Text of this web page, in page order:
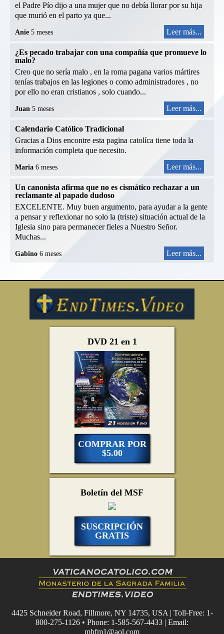
el Padre Pío dijo a una mujer que no debía llorar por su hija
que murió en el parto ya que...
Anie 5 meses Leer más...
¿Es pecado trabajar con una compañía que promueve lo
malo?
Creo que no sería malo , en la roma pagana varios mártires
tenías trabajos en las legiones o como administradores , no
por ello no eran cristianos , solo cuando...
Juan 5 meses Leer más...
Calendario Católico Tradicional
Gracias a Dios encontre esta pagina catolíca tiene toda la
información completa que necesito.
Maria 6 meses Leer más...
Un canonista afirma que no es cismático rechazar a un
reclamante al papado dudoso
EXCELENTE. Muy buen argumento, para ayudar a la gente
a pensar y reflexionar no solo la (triste) situación actual de la
Iglesia sino para permanecer fieles a Nuestro Señor.
Muchas...
Gabino 6 meses Leer más...
DVD 21 en 1
COMPRAR POR
$5.00
Boletín del MSF
SUSCRIPCIÓN
GRATIS
4425 Schneider Road, Fillmore, NY 14735, USA | Toll-Free: 1-
800-275-1126 • Phone: 1-585-567-4433 | Email:
mhfm1@aol.com